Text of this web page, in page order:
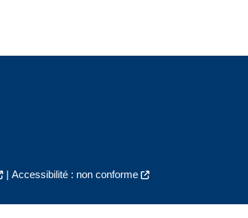
| Accessibilité : non conforme